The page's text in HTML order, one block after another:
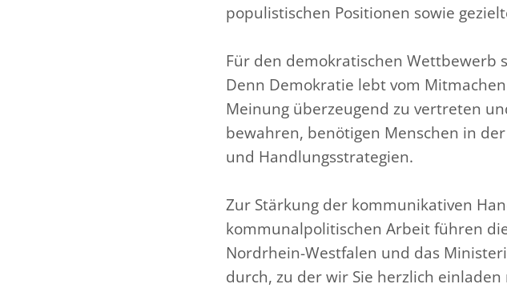
populistischen Positionen sowie
Für den demokratischen Wettbewerb
Denn Demokratie lebt vom
Meinung überzeugend zu vertreten
bewahren, benötigen Menschen in
und Handlungsstrategien.
Zur Stärkung der kommunikativen
kommunalpolitischen Arbeit führen
Nordrhein-Westfalen und das
durch, zu der wir Sie herzlich